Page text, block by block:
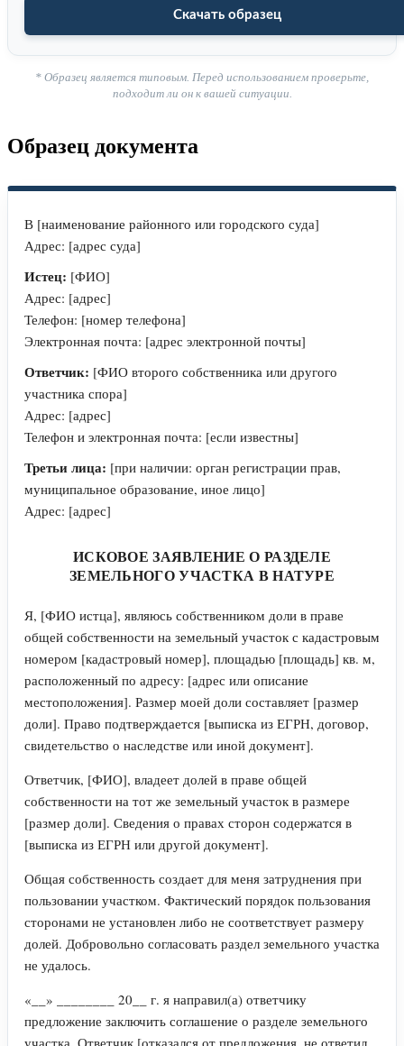
Скачать образец
* Образец является типовым. Перед использованием проверьте,
подходит ли он к вашей ситуации.
Образец документа
В [наименование районного или городского суда]
Адрес: [адрес суда]
Истец: [ФИО]
Адрес: [адрес]
Телефон: [номер телефона]
Электронная почта: [адрес электронной почты]
Ответчик: [ФИО второго собственника или другого
участника спора]
Адрес: [адрес]
Телефон и электронная почта: [если известны]
Третьи лица: [при наличии: орган регистрации прав,
муниципальное образование, иное лицо]
Адрес: [адрес]
ИСКОВОЕ ЗАЯВЛЕНИЕ О РАЗДЕЛЕ
ЗЕМЕЛЬНОГО УЧАСТКА В НАТУРЕ
Я, [ФИО истца], являюсь собственником доли в праве
общей собственности на земельный участок с кадастровым
номером [кадастровый номер], площадью [площадь] кв. м,
расположенный по адресу: [адрес или описание
местоположения]. Размер моей доли составляет [размер
доли]. Право подтверждается [выписка из ЕГРН, договор,
свидетельство о наследстве или иной документ].
Ответчик, [ФИО], владеет долей в праве общей
собственности на тот же земельный участок в размере
[размер доли]. Сведения о правах сторон содержатся в
[выписка из ЕГРН или другой документ].
Общая собственность создает для меня затруднения при
пользовании участком. Фактический порядок пользования
сторонами не установлен либо не соответствует размеру
долей. Добровольно согласовать раздел земельного участка
не удалось.
«__» ________ 20__ г. я направил(а) ответчику
предложение заключить соглашение о разделе земельного
участка. Ответчик [отказался от предложения, не ответил,